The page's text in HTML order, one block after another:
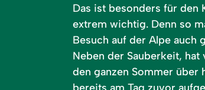
Das ist besonders für den
extrem wichtig. Denn so
Besuch auf der Alpe auch
Neben der Sauberkeit,
den ganzen Sommer